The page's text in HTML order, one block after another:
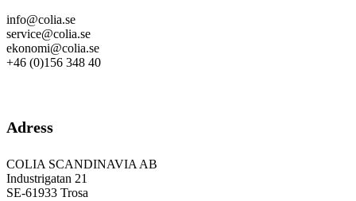
info@colia.se
service@colia.se
ekonomi@colia.se
+46 (0)156 348 40
Adress
COLIA SCANDINAVIA AB
Industrigatan 21
SE-61933 Trosa